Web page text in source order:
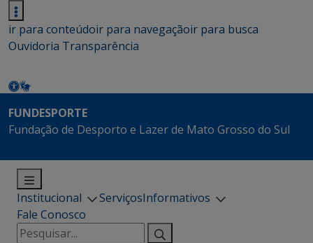
ir para conteúdoir para navegaçãoir para busca
Ouvidoria Transparência
FUNDESPORTE
Fundação de Desporto e Lazer de Mato Grosso do Sul
Institucional ServiçosInformativos
Fale Conosco
Pesquisar